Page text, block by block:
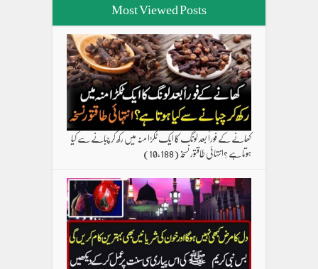
Most Viewed Posts
کھانے کے فوراً بعد لونگ کا ایک ٹکڑا منہ میں رکھ کر چبانے سے کیا
ہوتا ہے ؟انتہائی طاقتور نسخہ(10,188)